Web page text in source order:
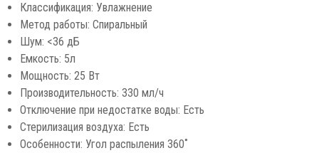
Классификация: Увлажнение
Метод работы: Спиральный
Шум: <36 дБ
Емкость: 5л
Мощность: 25 Вт
Производительность: 330 мл/ч
Отключение при недостатке воды: Есть
Стерилизация воздуха: Есть
Особенности: Угол распыления 360˚